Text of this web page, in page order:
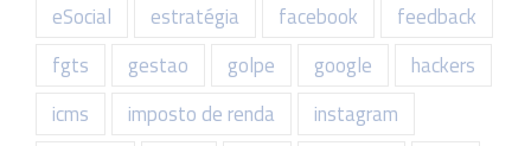
eSocial
estratégia facebook
feedback
fgts
gestao golpe google
hackers
icms
imposto de renda
instagram